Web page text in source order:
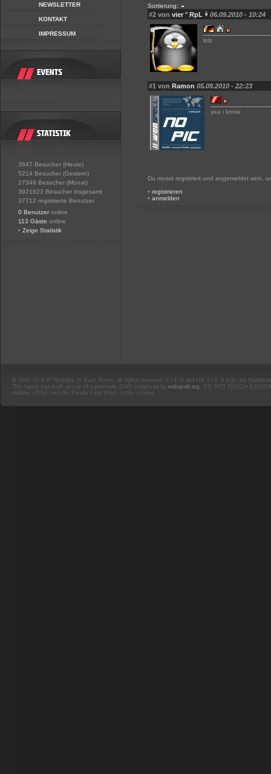
NEWSLETTER
KONTAKT
IMPRESSUM
3647 Besucher (Heute)
5214 Besucher (Gestern)
27349 Besucher (Monat)
3921823 Besucher insgesamt
37712 registrierte Benutzer
0 Benutzer online
113 Gäste online
• Zeige Statistik
Sortierung:
#2 von vier ° RpL 06.09.2010 - 10:24
lolz
#1 von Ramon 05.09.2010 - 22:23
yea i know.
Du musst registriert und angemeldet sein,
• registrieren
• anmelden